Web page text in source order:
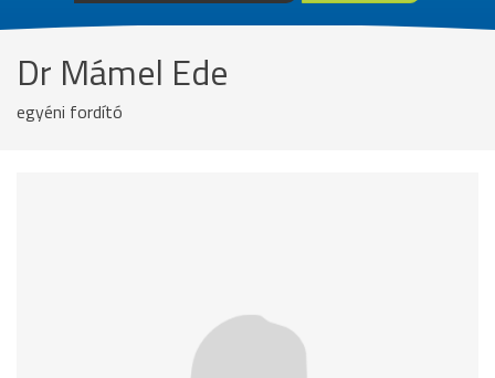
Dr Mámel Ede
egyéni fordító